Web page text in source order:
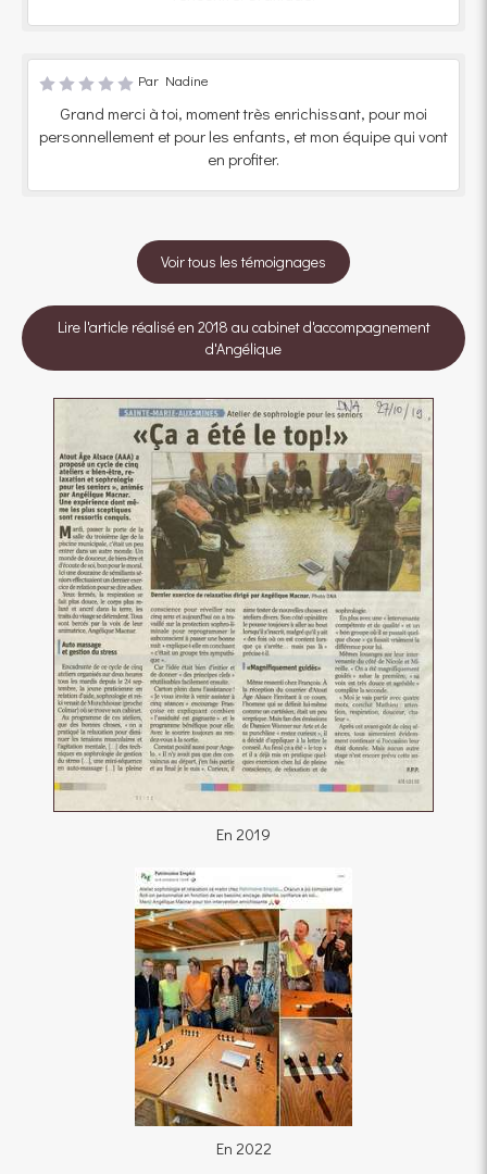
Par Nadine
Grand merci à toi, moment très enrichissant, pour moi
personnellement et pour les enfants, et mon équipe qui vont
en profiter.
Voir tous les témoignages
Lire l'article réalisé en 2018 au cabinet d'accompagnement
d'Angélique
En 2019
En 2022